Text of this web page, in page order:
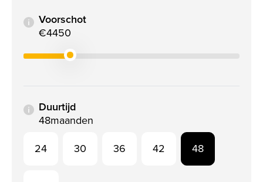
Voorschot
€4450
Duurtijd
48maanden
24
30 36 42 48